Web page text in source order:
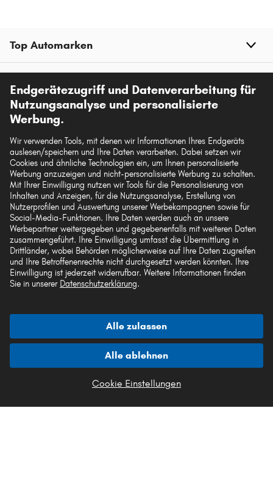
Top Automarken
Mehr von kfzteile.com
Hilfe & Support
Rechtliches
Akzeptierte Zahlungsarten
Unsere Versandpartner
Endgerätezugriff und Datenverarbeitung für
Nutzungsanalyse und personalisierte
Werbung.
Wir verwenden Tools, mit denen wir Informationen Ihres Endgeräts
auslesen/speichern und Ihre Daten verarbeiten. Dabei setzen wir
Cookies und ähnliche Technologien ein, um Ihnen personalisierte
Werbung anzuzeigen und nicht-personalisierte Werbung zu schalten.
Mit Ihrer Einwilligung nutzen wir Tools für die Personalisierung von
Inhalten und Anzeigen, für die Nutzungsanalyse, Erstellung von
Nutzerprofilen und Auswertung unserer Werbekampagnen sowie für
Social-Media-Funktionen. Ihre Daten werden auch an unsere
Werbepartner weitergegeben und gegebenenfalls mit weiteren Daten
zusammengeführt. Ihre Einwilligung umfasst die Übermittlung in
Drittländer, wobei Behörden möglicherweise auf Ihre Daten zugreifen
und Ihre Betroffenenrechte nicht durchgesetzt werden könnten. Ihre
Einwilligung ist jederzeit widerrufbar. Weitere Informationen finden
Sie in unserer Datenschutzerklärung.
Alle zulassen
Alle ablehnen
Cookie Einstellungen